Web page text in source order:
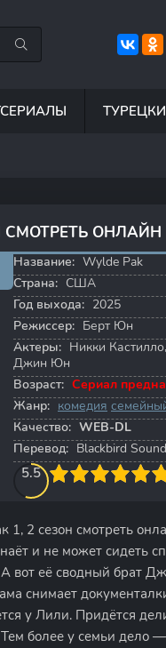
ОНЛАЙН
Название: Wylde Pak
Страна: США
Год выхода: 2025
Режиссер: Берт Юн
Актеры: Никки Кастилло,
Джин Юн
Возраст: Сериал
Жанр: комедия
Качество: WEB-DL
Перевод: Blackbird Sound
5.5
4 5 6 7 8 9 10
1, 2 сезон смотреть
и не может
вот её сводный брат
снимает
у Лили. Придётся
Тем более у семьи